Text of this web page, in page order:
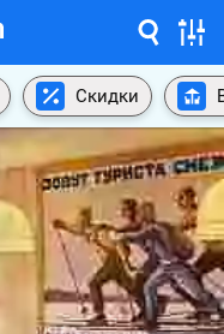
Скидки